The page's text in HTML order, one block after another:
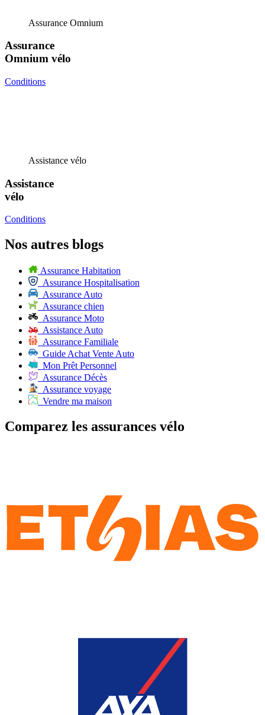
Assurance Omnium
Assurance
Omnium vélo
Conditions
Assistance vélo
Assistance
vélo
Conditions
Nos autres blogs
Assurance Habitation
Assurance Hospitalisation
Assurance Auto
Assurance chien
Assurance Moto
Assistance Auto
Assurance Familiale
Guide Achat Vente Auto
Mon Prêt Personnel
Assurance Décès
Assurance voyage
Vendre ma maison
Comparez les assurances vélo